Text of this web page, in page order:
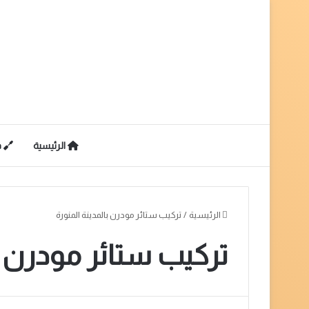
الرئيسية
الرئيسية / تركيب ستائر مودرن بالمدينة المنورة
تركيب ستائر مودرن